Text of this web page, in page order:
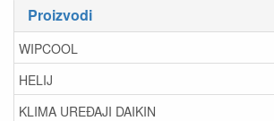
Proizvodi
WIPCOOL
HELIJ
KLIMA UREĐAJI DAIKIN